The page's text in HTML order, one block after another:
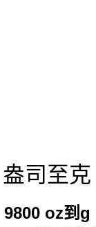
盎司至克
9800 oz到g